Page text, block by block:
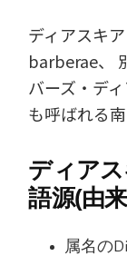
ディアスキ
barberae、
バーズ・デ
も呼ばれる
ディア
語源(由
属名の